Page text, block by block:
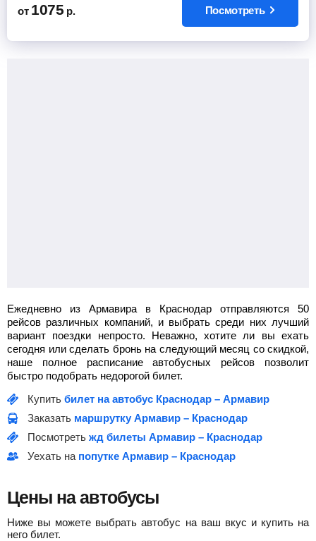
от 1075 р. Посмотреть
Ежедневно из Армавира в Краснодар отправляются 50
рейсов различных компаний, и выбрать среди них лучший
вариант поездки непросто. Неважно, хотите ли вы ехать
сегодня или сделать бронь на следующий месяц со скидкой,
наше полное расписание автобусных рейсов позволит
быстро подобрать недорогой билет.
Купить билет на автобус Краснодар – Армавир
Заказать маршрутку Армавир – Краснодар
Посмотреть жд билеты Армавир – Краснодар
Уехать на попутке Армавир – Краснодар
Цены на автобусы
Ниже вы можете выбрать автобус на ваш вкус и купить на
него билет.